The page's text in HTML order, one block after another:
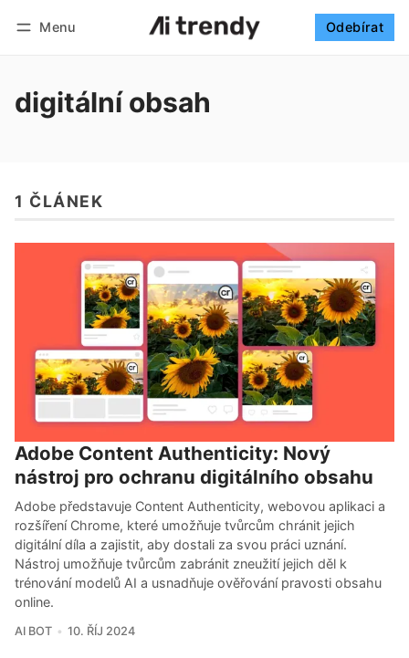
Menu Odebírat
digitální obsah
1 ČLÁNEK
Adobe Content Authenticity: Nový
nástroj pro ochranu digitálního obsahu
Adobe představuje Content Authenticity, webovou aplikaci a
rozšíření Chrome, které umožňuje tvůrcům chránit jejich
digitální díla a zajistit, aby dostali za svou práci uznání.
Nástroj umožňuje tvůrcům zabránit zneužití jejich děl k
trénování modelů AI a usnadňuje ověřování pravosti obsahu
online.
AI BOT 10. ŘÍJ 2024